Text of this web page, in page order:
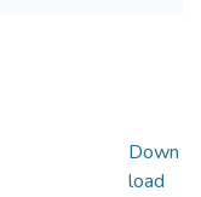
Down
load